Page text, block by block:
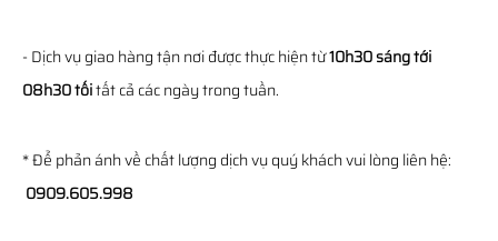
- Dịch vụ giao hàng tận nơi được thực hiện từ10h30 sáng tới
08h30 tốitất cả các ngày trong tuần.
* Để phản ánh về chất lượng dịch vụ quý khách vui lòng liên hệ:
0909.605.998